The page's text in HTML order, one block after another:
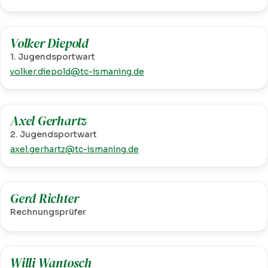
Volker Diepold
1. Jugendsportwart
volker.diepold@tc-ismaning.de
Axel Gerhartz
2. Jugendsportwart
axel.gerhartz@tc-ismaning.de
Gerd Richter
Rechnungsprüfer
Willi Wantosch